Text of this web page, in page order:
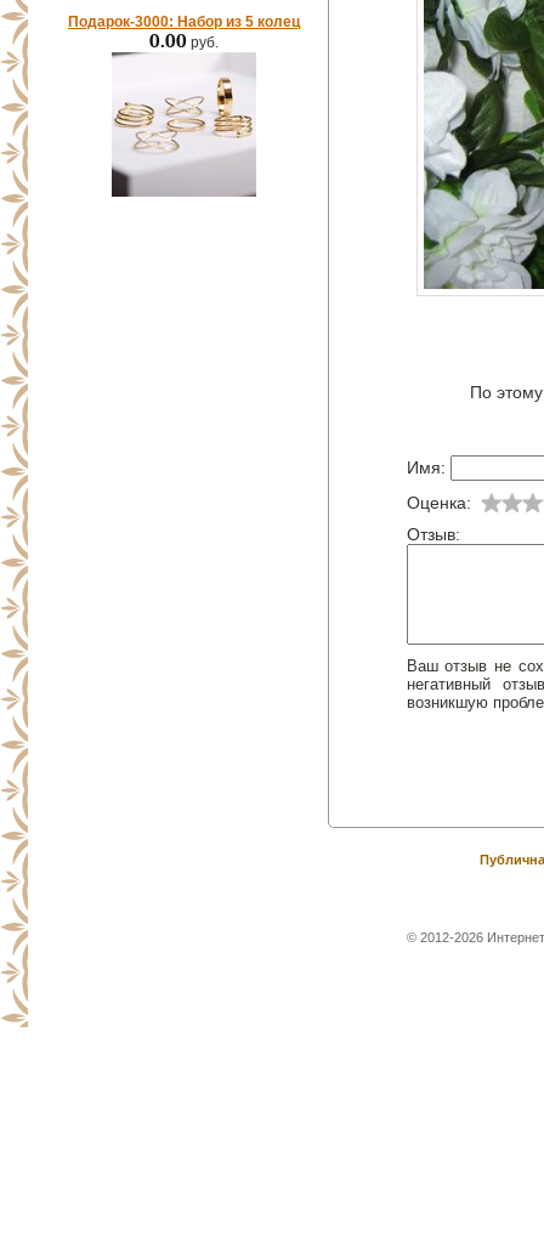
Подарок-3000: Набор из 5 колец
0.00 руб.
По
Имя:
Оценка:
Отзыв:
Ваш отзыв не
негативный
возникшую
© 2012-2026